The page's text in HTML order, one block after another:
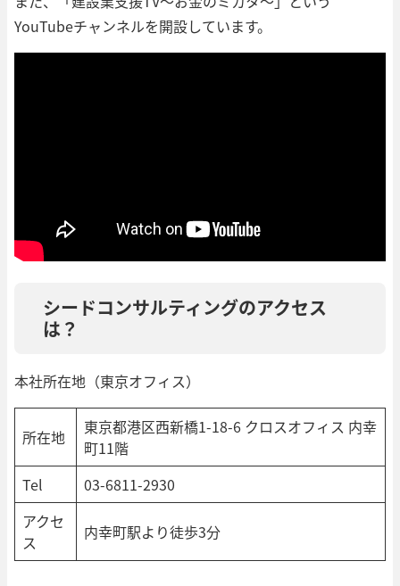
YouTubeチャンネルを開設しています。
シードコンサルティングのアクセス
は？
本社所在地（東京オフィス）
所在地
東京都港区西新橋1-18-6 クロスオフィス 内幸
町11階
Tel
03-6811-2930
アクセ
ス
内幸町駅より徒歩3分